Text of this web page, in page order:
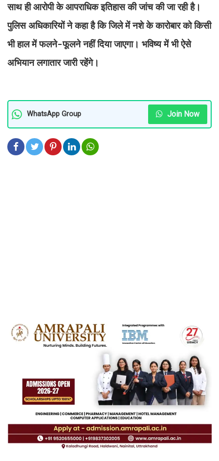
साथ ही आरोपी के आपराधिक इतिहास की जांच की जा रही है।
पुलिस अधिकारियों ने कहा है कि जिले में नशे के कारोबार को किसी
भी हाल में फलने-फूलने नहीं दिया जाएगा। भविष्य में भी ऐसे
अभियान लगातार जारी रहेंगे।
WhatsApp Group Join Now